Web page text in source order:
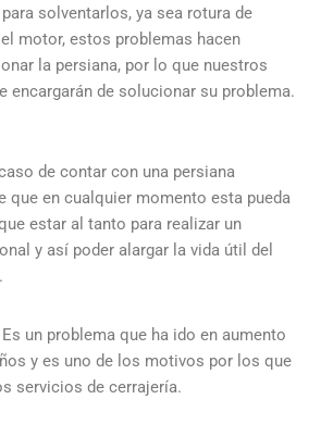
para solventarlos, ya sea rotura de
motor, estos problemas hacen
la persiana, por lo que nuestros
encargarán de solucionar su problema.
de contar con una persiana
que en cualquier momento esta pueda
estar al tanto para realizar un
y así poder alargar la vida útil del
Es un problema que ha ido en aumento
y es uno de los motivos por los que
servicios de cerrajería.